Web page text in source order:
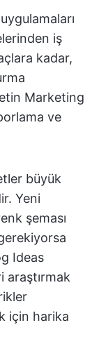
iş
kadar,
Marketing
ve
büyük
Yeni
şeması
Ideas
araştırmak
için harika